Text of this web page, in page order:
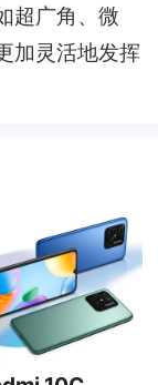
超广角、微
加灵活地发挥